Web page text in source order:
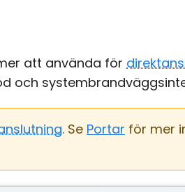
att använda för
och
. Se Portar för mer